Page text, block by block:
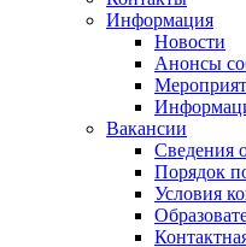
Информация
Новости
Анонсы
Вакансии
Сведения
Порядок
Условия